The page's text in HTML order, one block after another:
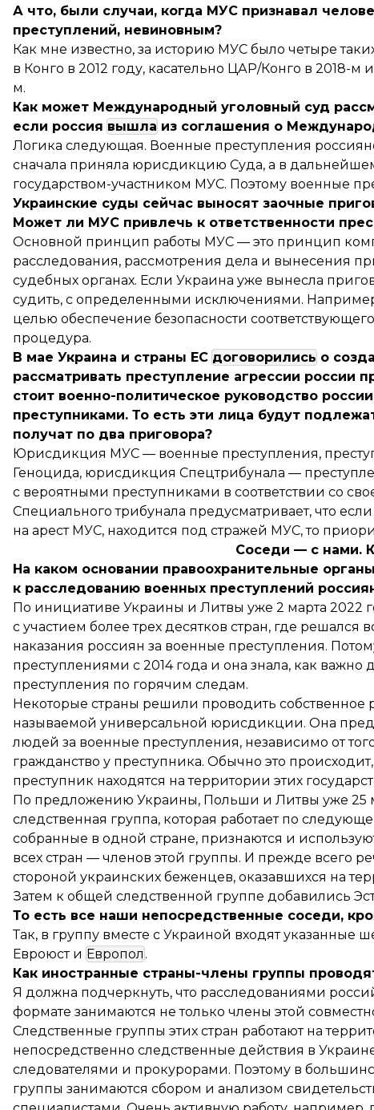
А что, были случаи, когда МУС признавал
преступлений, невиновным?
Как мне известно, за историю МУС было четыре
в Конго в 2012 году, касательно ЦАР/Конго в 2018-
м.
Как может Международный уголовный суд
если россия вышла из соглашения о
Логика следующая. Военные преступления
сначала приняла юрисдикцию Суда, а в
государством-участником МУС. Поэтому военные
Украинские суды сейчас выносят заочные
Может ли МУС привлечь к ответственности
Основной принцип работы МУС — это принцип
расследования, рассмотрения дела и вынесения
судебных органах. Если Украина уже вынесла
судить, с определенными исключениями.
целью обеспечение безопасности
процедура.
В мае Украина и страны ЕС договорились о
рассматривать преступление агрессии россии
стоит военно-политическое руководство
преступниками. То есть эти лица будут
получат по два приговора?
Юрисдикция МУС — военные преступления,
Геноцида, юрисдикция Спецтрибунала —
с вероятными преступниками в соответствии со
Специального трибунала предусматривает, что
на арест МУС, находится под стражей МУС, то
Соседи — с нами.
На каком основании правоохранительные
к расследованию военных преступлений
По инициативе Украины и Литвы уже 2 марта 2022
с участием более трех десятков стран, где решался
наказания россиян за военные преступления.
преступлениями с 2014 года и она знала, как важно
преступления по горячим следам.
Некоторые страны решили проводить собственное
называемой универсальной юрисдикции. Она
людей за военные преступления, независимо от
гражданство у преступника. Обычно это
преступник находятся на территории этих
По предложению Украины, Польши и Литвы уже 25
следственная группа, которая работает по
собранные в одной стране, признаются и
всех стран — членов этой группы. И прежде всего
стороной украинских беженцев, оказавшихся на
Затем к общей следственной группе добавились
То есть все наши непосредственные соседи,
Так, в группу вместе с Украиной входят указанные
Евроюст и Европол .
Как иностранные страны-члены группы
Я должна подчеркнуть, что расследованиями
формате занимаются не только члены этой
Следственные группы этих стран работают на
непосредственно следственные действия в
следователями и прокурорами. Поэтому в
группы занимаются сбором и анализом